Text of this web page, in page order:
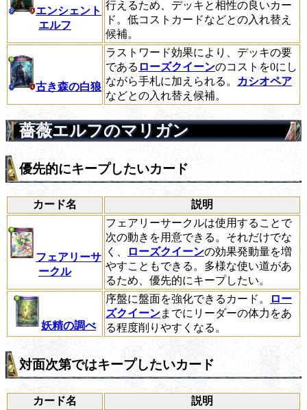
エンシェント
エルフ
行えるため、デッキと相性の良いカー
ド。低コストカードなどとの入れ替え
候補。
古き森の白狼
ラストワード効果により、デッキの要
である ローズクイーンのコストを0にし
ながら手札に加えられる。
カシオペア
などとの入れ替え候補。
薔薇エルフのマリガン
優先的にキープしたいカード
カード名 説明
フェアリーサ
ークル
フェアリーサークルは使用することで
次の動きを用意できる。それだけでな
く、
ローズクイーンの効果発動量を増
やすこともできる。多様な使い道があ
るため、優先的にキープしたい。
妖精の調べ
序盤に盤面を強化できるカード。
ロー
ズクイーンまでにリーダーの体力をあ
る程度削りやすくなる。
対面次第ではキープしたいカード
カード名 説明